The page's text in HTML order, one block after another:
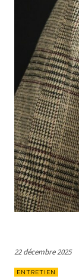
22 décembre 2025
ENTRETIEN